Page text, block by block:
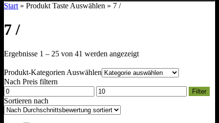
Start » Produkt Taste Auswählen » 7 /
7 /
Ergebnisse 1 – 25 von 41 werden angezeigtNach
sortiert
Produkt-Kategorien Auswählen
Nach Preis filtern
Min.
Preis
Max.
Preis
Filter
Sortieren nach